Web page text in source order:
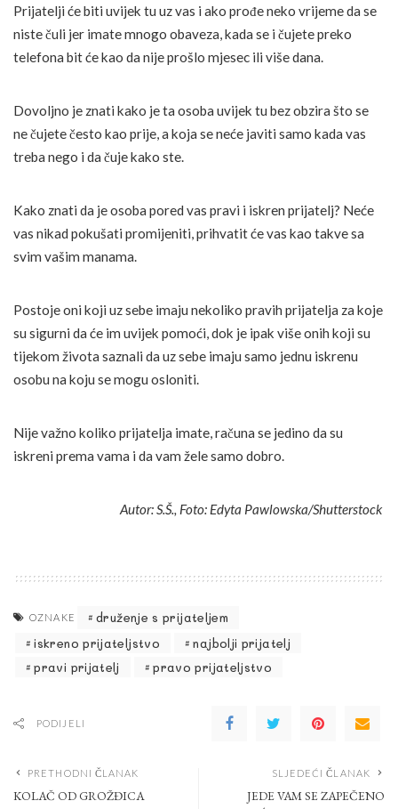
Prijatelji će biti uvijek tu uz vas i ako prođe neko vrijeme da se
niste čuli jer imate mnogo obaveza, kada se i čujete preko
telefona bit će kao da nije prošlo mjesec ili više dana.
Dovoljno je znati kako je ta osoba uvijek tu bez obzira što se
ne čujete često kao prije, a koja se neće javiti samo kada vas
treba nego i da čuje kako ste.
Kako znati da je osoba pored vas pravi i iskren prijatelj? Neće
vas nikad pokušati promijeniti, prihvatit će vas kao takve sa
svim vašim manama.
Postoje oni koji uz sebe imaju nekoliko pravih prijatelja za koje
su sigurni da će im uvijek pomoći, dok je ipak više onih koji su
tijekom života saznali da uz sebe imaju samo jednu iskrenu
osobu na koju se mogu osloniti.
Nije važno koliko prijatelja imate, računa se jedino da su
iskreni prema vama i da vam žele samo dobro.
Autor: S.Š., Foto: Edyta Pawlowska/Shutterstock
OZNAKE
druženje s prijateljem
iskreno prijateljstvo
najbolji prijatelj
pravi prijatelj
pravo prijateljstvo
PODIJELI
PRETHODNI ČLANAK
KOLAČ OD GROŽĐICA
SLJEDEĆI ČLANAK
JEDE VAM SE ZAPEČENO